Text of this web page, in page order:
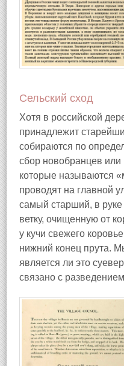
Сельский сход
Хотя в российской
принадлежит
собираются по
сбор новобранцев
которые называются
проводят на главной
самый старший, в
ветку, очищенную от
у кучи свежего
нижний конец прута.
является ли это
связано с